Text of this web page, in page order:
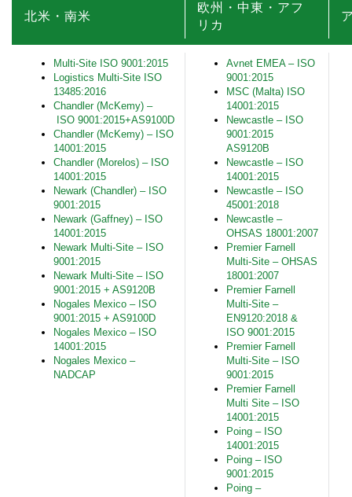
北米・南米
欧州・中東・アフ
リカ
Multi-Site ISO 9001:2015
Logistics Multi-Site ISO
13485:2016
Chandler (McKemy) –
ISO 9001:2015+AS9100D
Chandler (McKemy) – ISO
14001:2015
Chandler (Morelos) – ISO
14001:2015
Newark (Chandler) – ISO
9001:2015
Newark (Gaffney) – ISO
14001:2015
Newark Multi-Site – ISO
9001:2015
Newark Multi-Site – ISO
9001:2015 + AS9120B
Nogales Mexico – ISO
9001:2015 + AS9100D
Nogales Mexico – ISO
14001:2015
Nogales Mexico –
NADCAP
Avnet EMEA – ISO
9001:2015
MSC (Malta) ISO
14001:2015
Newcastle – ISO
9001:2015
AS9120B
Newcastle – ISO
14001:2015
Newcastle – ISO
45001:2018
Newcastle –
OHSAS 18001:2007
Premier Farnell
Multi-Site – OHSAS
18001:2007
Premier Farnell
Multi-Site –
EN9120:2018 &
ISO 9001:2015
Premier Farnell
Multi-Site – ISO
9001:2015
Premier Farnell
Multi Site – ISO
14001:2015
Poing – ISO
14001:2015
Poing – ISO
9001:2015
Poing –